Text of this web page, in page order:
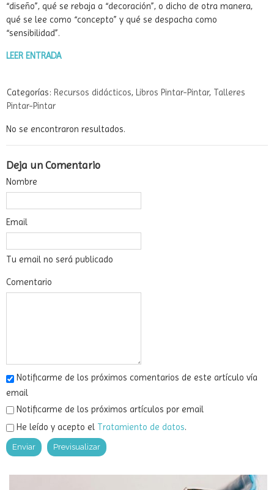
“diseño”, qué se rebaja a “decoración”, o dicho de otra manera,
qué se lee como “concepto” y qué se despacha como
“sensibilidad”.
LEER ENTRADA
Categorías: Recursos didácticos, Libros Pintar-Pintar, Talleres
Pintar-Pintar
No se encontraron resultados.
Deja un Comentario
Nombre
Email
Tu email no será publicado
Comentario
Notificarme de los próximos comentarios de este artículo vía
email
Notificarme de los próximos artículos por email
He leído y acepto el Tratamiento de datos.